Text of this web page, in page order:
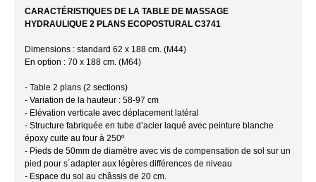
CARACTÉRISTIQUES DE LA TABLE DE MASSAGE
HYDRAULIQUE 2 PLANS ECOPOSTURAL C3741
Dimensions : standard 62 x 188 cm. (M44)
En option : 70 x 188 cm. (M64)
- Table 2 plans (2 sections)
- Variation de la hauteur : 58-97 cm
- Elévation verticale avec déplacement latéral
- Structure fabriquée en tube d’acier laqué avec peinture blanche
époxy cuite au four à 250º
- Pieds de 50mm de diamètre avec vis de compensation de sol sur un
pied pour s´adapter aux légères différences de niveau
- Espace du sol au châssis de 20 cm.